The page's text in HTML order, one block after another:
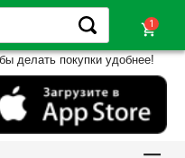
shopping_cart
делать покупки удобнее!